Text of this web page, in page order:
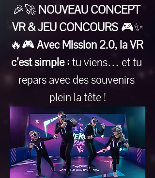
🎉🚀 NOUVEAU CONCEPT
VR & JEU CONCOURS 🎮✨
🔥🎮 Avec Mission 2.0, la VR
c’est simple : tu viens… et tu
repars avec des souvenirs
plein la tête !